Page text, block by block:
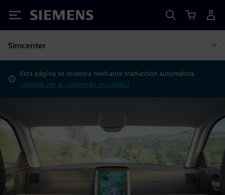
Siemens
Simcenter
Esta página se muestra mediante traducción automática.
¿Deseas ver el contenido en inglés?